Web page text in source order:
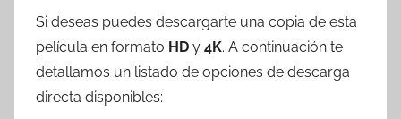
Si deseas puedes descargarte una copia de esta
película en formato HD y 4K. A continuación te
detallamos un listado de opciones de descarga
directa disponibles: